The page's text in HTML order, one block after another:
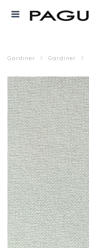
Gardiner Gardiner